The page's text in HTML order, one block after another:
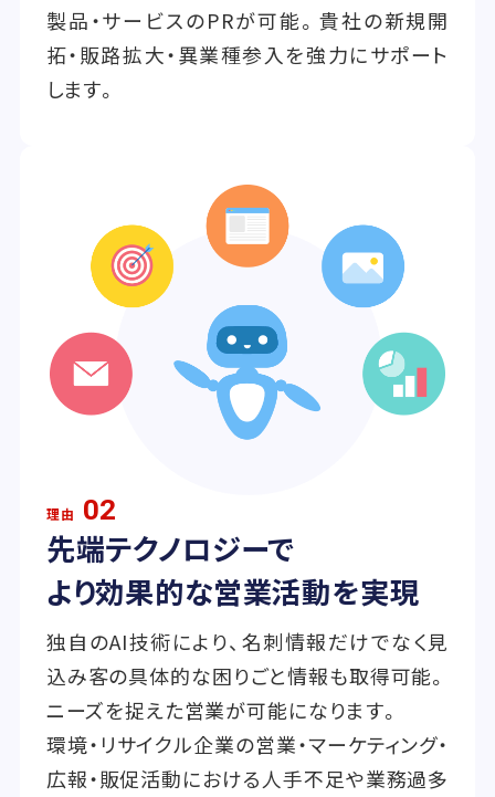
製品・サービスのPRが可能。貴社の新規開
拓・販路拡大・異業種参入を強力にサポート
します。
理由 02
先端テクノロジーで
より効果的な営業活動を実現
独自のAI技術により、名刺情報だけでなく見
込み客の具体的な困りごと情報も取得可能。
ニーズを捉えた営業が可能になります。
環境・リサイクル企業の営業・マーケティング・
広報・販促活動における人手不足や業務過多